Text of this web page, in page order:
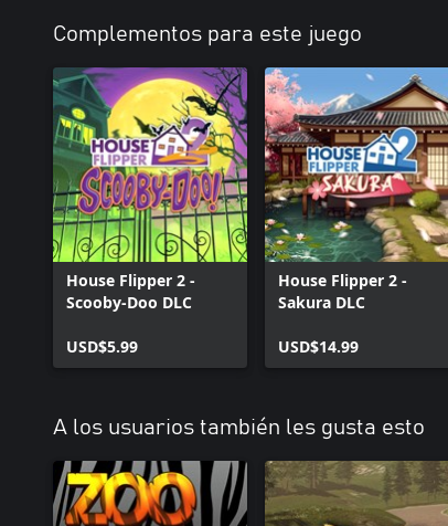
Complementos para este juego
House Flipper 2 -
Scooby-Doo DLC
USD$5.99
House Flipper 2 -
Sakura DLC
USD$14.99
A los usuarios también les gusta esto